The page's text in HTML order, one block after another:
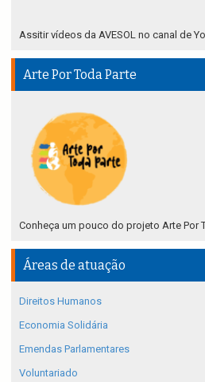
Assitir vídeos da AVESOL no canal de
Arte Por Toda Parte
Conheça um pouco do projeto Arte Por
Áreas de atuação
Direitos Humanos
Economia Solidária
Emendas Parlamentares
Voluntariado